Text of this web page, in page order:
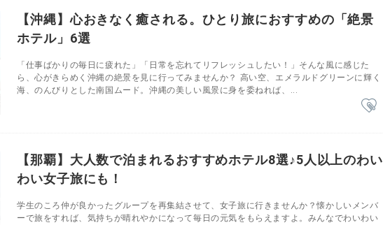
【沖縄】心おきなく癒される。ひとり旅におすすめの「絶景
ホテル」6選
「仕事ばかりの毎日に疲れた」「日常を忘れてリフレッシュしたい！」そんな風に感じた
ら、心がきらめく沖縄の絶景を見に行ってみませんか？ 高い空、エメラルドグリーンに輝く
海、のんびりとした南国ムード。沖縄の美しい風景に身を委ねれば、...
【那覇】大人数で泊まれるおすすめホテル8選♪5人以上のわい
わい女子旅にも！
学生のころ仲が良かったグループを再集結させて、女子旅に行きませんか？懐かしいメンバ
ーで旅をすれば、気持ちが晴れやかになって毎日の元気をもらえますよ。みんなでわいわい